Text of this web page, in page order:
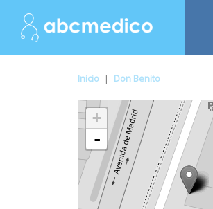
Inicio | Don Benito
+
-